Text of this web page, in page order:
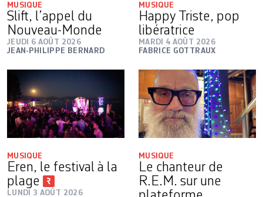
MUSIQUE
Slift, l’appel du
Nouveau-Monde
JEUDI 6 AOÛT 2026
JEAN-PHILIPPE BERNARD
MUSIQUE
Happy Triste, pop
libératrice
MARDI 4 AOÛT 2026
FABRICE GOTTRAUX
MUSIQUE
Eren, le festival à la
plage
LUNDI 3 AOÛT 2026
MUSIQUE
Le chanteur de
R.E.M. sur une